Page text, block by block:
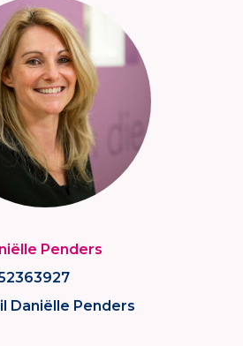
Penders
Daniëlle Penders